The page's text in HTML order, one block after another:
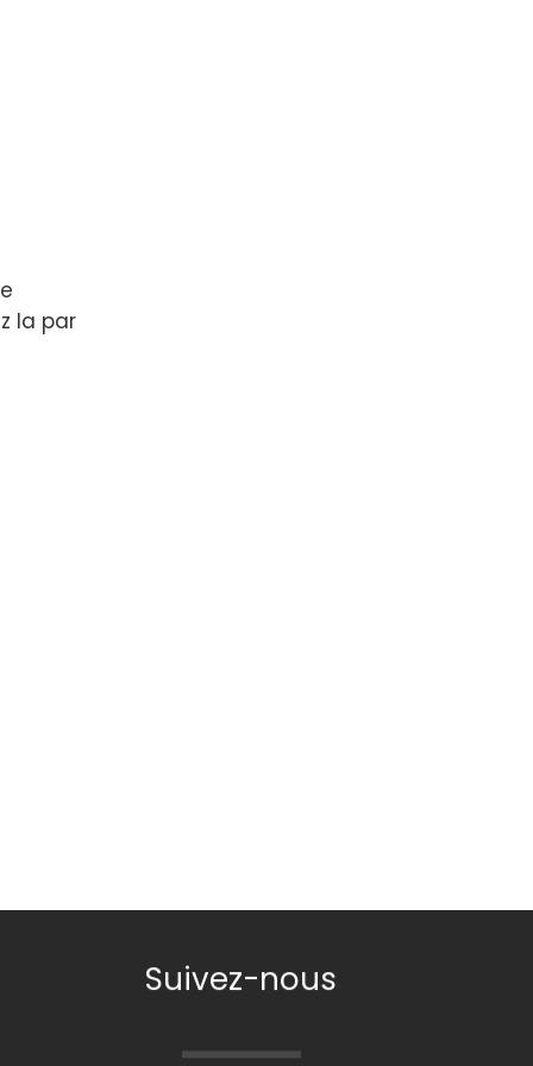
la par
Suivez-nous